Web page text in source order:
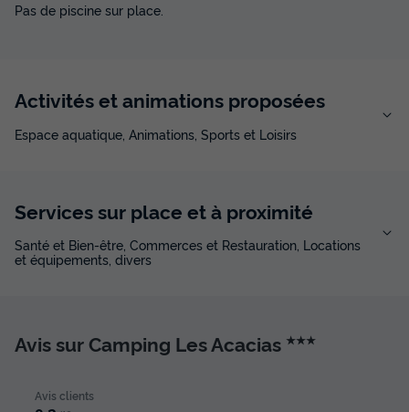
Pas de piscine sur place.
Activités et animations proposées
Espace aquatique, Animations, Sports et Loisirs
Services sur place et à proximité
Santé et Bien-être, Commerces et Restauration, Locations
et équipements, divers
Avis sur Camping Les Acacias ★★★
Avis clients